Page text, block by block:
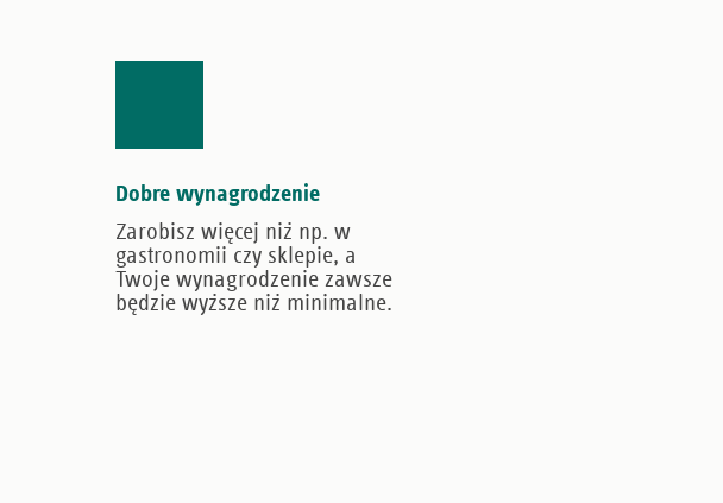
Dobre wynagrodzenie
Zarobisz więcej niż np. w
gastronomii czy sklepie, a
Twoje wynagrodzenie zawsze
będzie wyższe niż minimalne.